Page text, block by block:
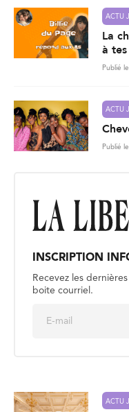
ACTU
La
à
Publié
ACTU
Publié
INSCRIPTION
Recevez les
boite courriel.
ACTU